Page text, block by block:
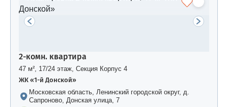
2-комн. квартира
47 м², 17/24 этаж, Секция Корпус 4
ЖК «1-й Донской»
Московская область, Ленинский городской округ, д.
Сапроново, Донская улица, 7